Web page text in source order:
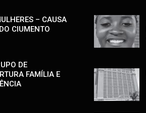
– CAUSA
CIUMENTO
DE
FAMÍLIA E